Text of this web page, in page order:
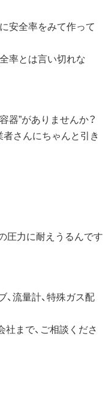
安全率をみて作って
率とは言い切れな
器”がありませんか？
さんにちゃんと引き
圧力に耐えうるんです
、流量計、特殊ガス配
まで、ご相談くださ